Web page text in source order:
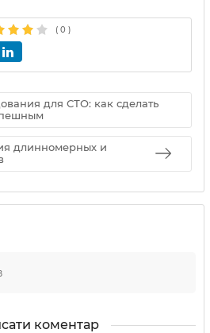
( 0 )
для СТО: как сделать
длинномерных и
коментар